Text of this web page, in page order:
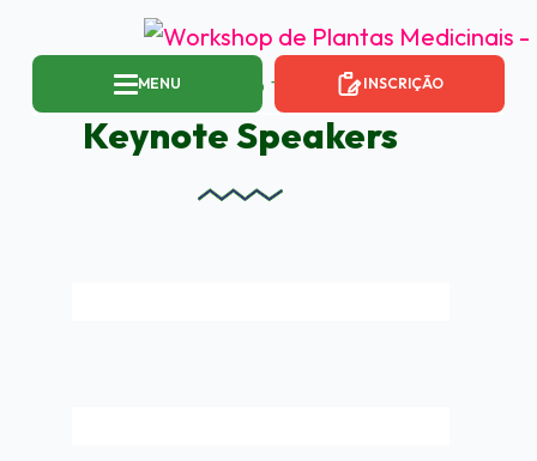
MENU INSCRIÇÃO
LISTEN TO THE
Keynote Speakers